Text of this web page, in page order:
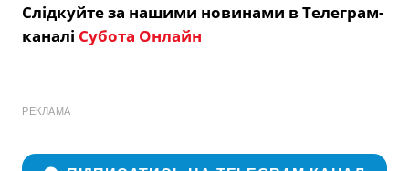
Слідкуйте за нашими новинами в Телеграм-
каналі Субота Онлайн
РЕКЛАМА